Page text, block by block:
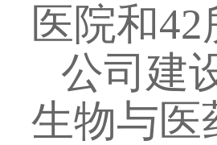
医院和
公司建
生物与医